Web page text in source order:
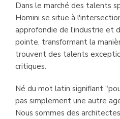
Dans le marché des talents
Homini se situe à
approfondie de l'industrie et
pointe, transformant la
trouvent des talents
critiques.
Né du mot latin signifiant
pas simplement une autre
Nous sommes des